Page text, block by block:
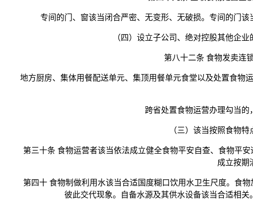
专间的门、窗该当闭合严密、无变形、无破损。专间的门该
（四）设立子公司、绝对控股其他企业的
第八十二条 食物发卖连锁
地方厨房、集体用餐配送单元、集顶用餐单元食堂以及处置食物运
跨省处置食物运营办理勾当的，
（三）该当按照食物特点
第三十条 食物运营者该当依法成立健全食物平安自查、食物平安
成立按期
第四十 食物制做利用水该当合适国度糊口饮用水卫生尺度。食物
彼此交代现象。自备水源及其供水设备该当合适相